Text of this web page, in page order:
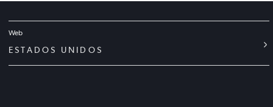
Web
ESTADOS UNIDOS